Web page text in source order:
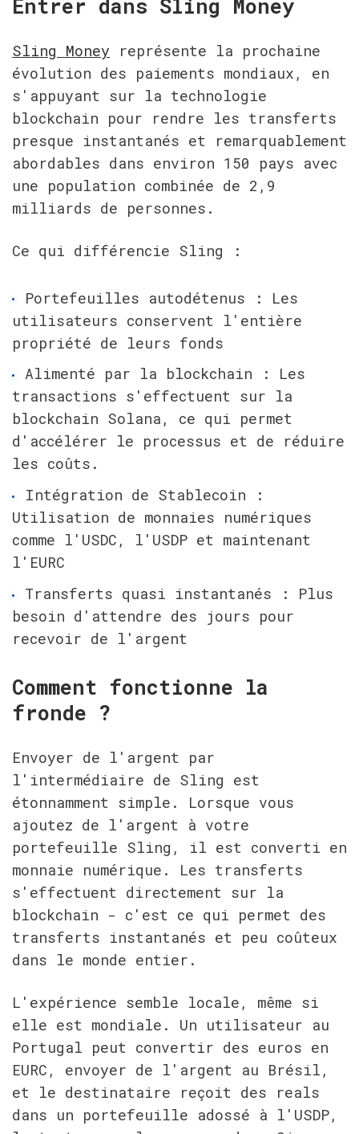
Entrer dans Sling Money
Sling Money représente la prochaine
évolution des paiements mondiaux, en
s'appuyant sur la technologie
blockchain pour rendre les transferts
presque instantanés et remarquablement
abordables dans environ 150 pays avec
une population combinée de 2,9
milliards de personnes.
Ce qui différencie Sling :
Portefeuilles autodétenus : Les
utilisateurs conservent l'entière
propriété de leurs fonds
Alimenté par la blockchain : Les
transactions s'effectuent sur la
blockchain Solana, ce qui permet
d'accélérer le processus et de réduire
les coûts.
Intégration de Stablecoin :
Utilisation de monnaies numériques
comme l'USDC, l'USDP et maintenant
l'EURC
Transferts quasi instantanés : Plus
besoin d'attendre des jours pour
recevoir de l'argent
Comment fonctionne la
fronde ?
Envoyer de l'argent par
l'intermédiaire de Sling est
étonnamment simple. Lorsque vous
ajoutez de l'argent à votre
portefeuille Sling, il est converti en
monnaie numérique. Les transferts
s'effectuent directement sur la
blockchain - c'est ce qui permet des
transferts instantanés et peu coûteux
dans le monde entier.
L'expérience semble locale, même si
elle est mondiale. Un utilisateur au
Portugal peut convertir des euros en
EURC, envoyer de l'argent au Brésil,
et le destinataire reçoit des reals
dans un portefeuille adossé à l'USDP,